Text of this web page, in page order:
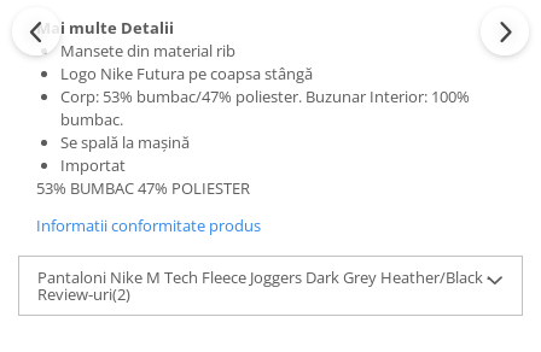
Mai multe Detalii
Mansete din material rib
Logo Nike Futura pe coapsa stângă
Corp: 53% bumbac/47% poliester. Buzunar Interior: 100%
bumbac.
Se spală la mașină
Importat
53% BUMBAC 47% POLIESTER
Informatii conformitate produs
Pantaloni Nike M Tech Fleece Joggers Dark Grey Heather/Black -
Review-uri(2)